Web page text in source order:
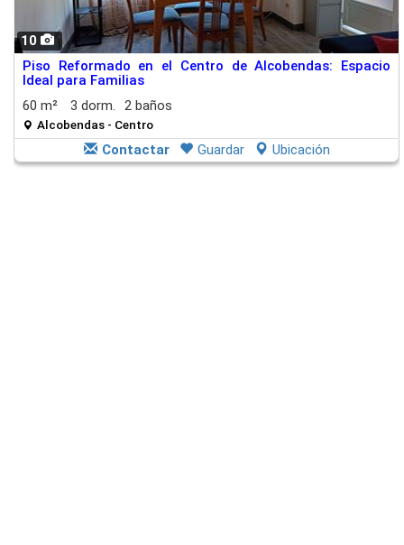
10
Piso Reformado en el Centro de Alcobendas: Espacio
Ideal para Familias
60 m²
3 dorm. 2 baños
Alcobendas - Centro
Contactar Guardar Ubicación